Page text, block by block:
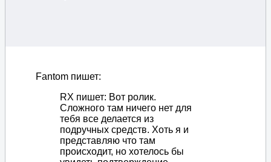
Fantom пишет:
RX пишет: Вот ролик.
Сложного там ничего нет для
тебя все делается из
подручных средств. Хоть я и
представляю что там
происходит, но хотелось бы